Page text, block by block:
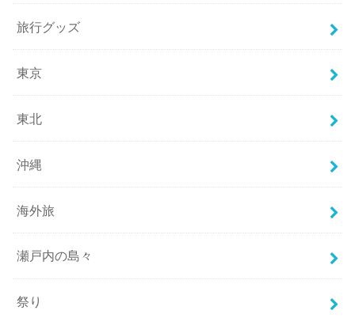
旅行グッズ
東京
東北
沖縄
海外旅
瀬戸内の島々
祭り